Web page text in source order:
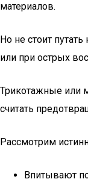
материалов.
Но не стоит
или при острых
Трикотажные или
считать
Рассмотрим
Впитывают